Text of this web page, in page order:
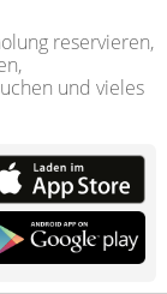
reservieren,
und vieles